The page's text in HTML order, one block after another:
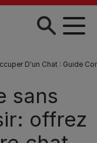
D'un Chat : Guide
sans
offrez